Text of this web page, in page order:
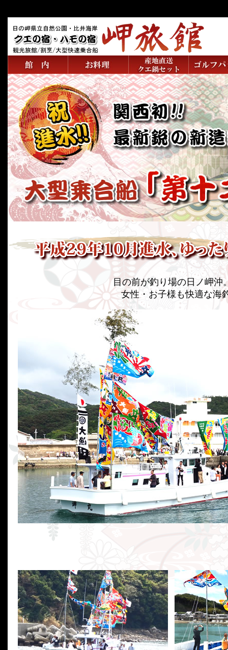
目の前が釣り場の日ノ岬沖
女性・お子様も快適な海